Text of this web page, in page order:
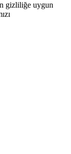
gizliliğe uygun